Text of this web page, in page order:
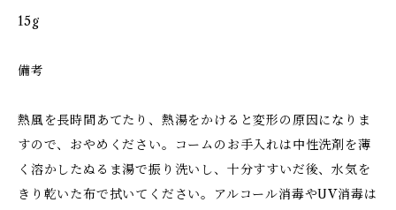
15g
備考
熱風を長時間あてたり、熱湯をかけると変形の原因になりま
すので、おやめください。コームのお手入れは中性洗剤を薄
く溶かしたぬるま湯で振り洗いし、十分すすいだ後、水気を
きり乾いた布で拭いてください。アルコール消毒やUV消毒は